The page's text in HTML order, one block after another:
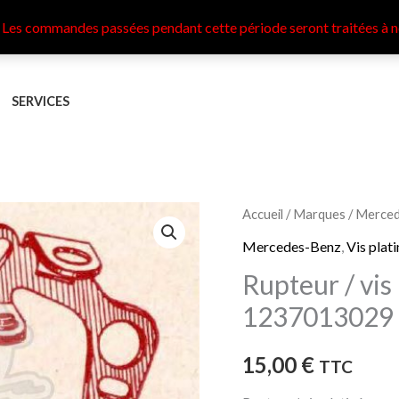
commandes passées pendant cette période seront traitées
SERVICES
Accueil /Marques /
Mercedes-Benz Vis
Rupteur /
1237013029
15,00 € TTC
quantité
de
/
vis
BOSCH
1237013029